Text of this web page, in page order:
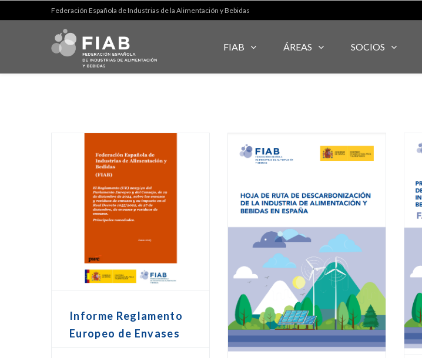
Federación Española de Industrias de la Alimentación y Bebidas
FIAB ÁREAS SOCIOS
Informe Reglamento
Europeo de Envases